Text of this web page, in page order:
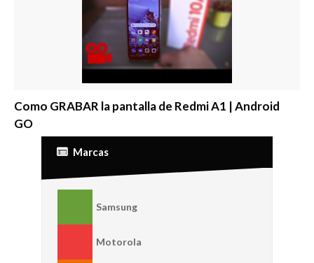
Como GRABAR la pantalla de Redmi A1 | Android
GO
Marcas
Samsung
Motorola